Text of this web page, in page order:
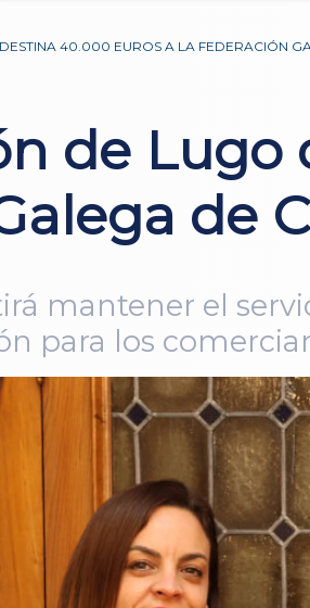
40.000 EUROS A LA FEDERACIÓN
de Lugo
de
mantener el
para los